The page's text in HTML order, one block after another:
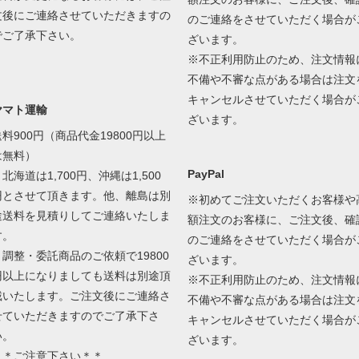
後にご連絡させていただきますの
了承下さい。
マト運輸
料900円（商品代金19800円以上
料）
北海道は1,700円、沖縄は1,500
とさせて頂きます。他、離島は別
送料を見積りしてご連絡いたしま
調整・委託商品のご依頼で19800
以上になりましても送料は別途頂
いたします。ご注文後にご連絡さ
ていただきますのでご了承下さ
ご注意下さい＊＊
のご連絡をさせていただく場合が
ざいます。
※不正利用防止のため、注文情報
不備や不審な点がある場合は注文
キャンセルさせていただく場合が
ざいます。
PayPal
※初めてご注文いただくお客様や
額注文のお客様に、ご注文後、確
のご連絡をさせていただく場合が
ざいます。
※不正利用防止のため、注文情報
不備や不審な点がある場合は注文
キャンセルさせていただく場合が
ざいます。